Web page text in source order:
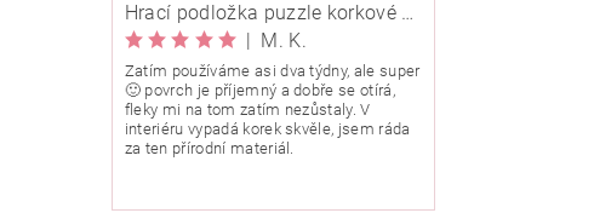
Hrací podložka puzzle korkové 90x90 cm
| M. K.
Zatím používáme asi dva týdny, ale super
🙂 povrch je příjemný a dobře se otírá,
fleky mi na tom zatím nezůstaly. V
interiéru vypadá korek skvěle, jsem ráda
za ten přírodní materiál.